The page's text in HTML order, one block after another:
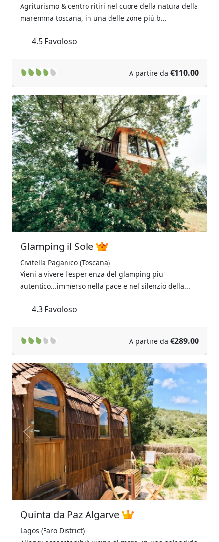
Agriturismo & centro ritiri nel cuore della natura della
maremma toscana, in una delle zone più b...
4.5 Favoloso
A partire da €110.00
Previous Next
Glamping il Sole
Civitella Paganico (Toscana)
Vieni a vivere l'esperienza del glamping piu'
autentico...immerso nella pace e nel silenzio della...
4.3 Favoloso
A partire da €289.00
Previous Next
Quinta da Paz Algarve
Lagos (Faro District)